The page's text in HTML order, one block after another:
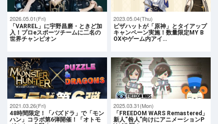
2026.05.01(Fri)
「VARREL」に宇野昌磨・ときど加
入！プロeスポーツチームに二名の
世界チャンピオン
2023.05.04(Thu)
ピザハットが「原神」とタイアップ
キャンペーン実施！数量限定MY B
OXやゲーム内アイ…
2021.03.26(Fri)
48時間限定！「パズドラ」で「モン
ハン」コラボ第6弾開催！「オトモ
2025.03.31(Mon)
「FREEDOM WARS Remastered」
新人“咎人”向けにアニメーションP